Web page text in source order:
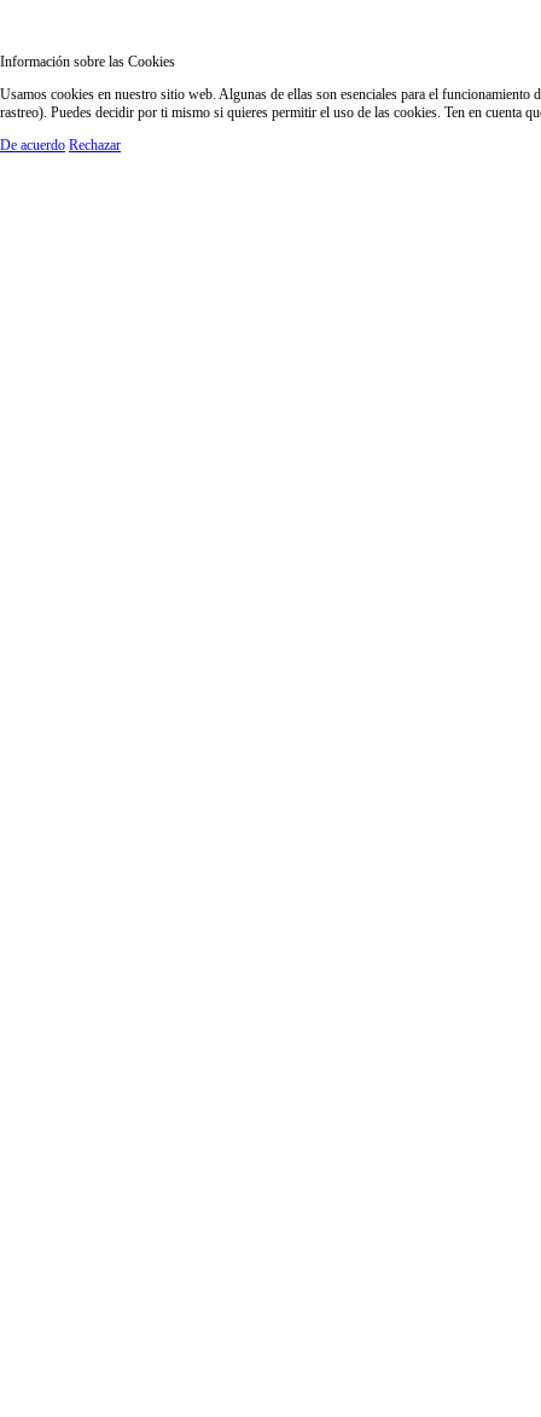
Información sobre las Cookies
Usamos cookies en nuestro sitio web. Algunas de ellas son esenciales para el
rastreo). Puedes decidir por ti mismo si quieres permitir el uso de las cookies. Ten en cuenta
De acuerdo Rechazar